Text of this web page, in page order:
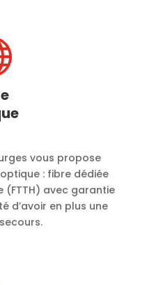
vous propose
: fibre dédiée
(FTTH) avec garantie
d’avoir en plus une